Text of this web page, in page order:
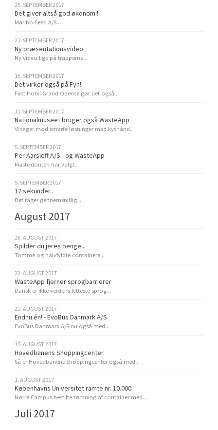
25. SEPTEMBER 2017
Det giver altså god økonomi!
Maribo Seed A/S...
21. SEPTEMBER 2017
Ny præsentationsvideo
Ny video lige på trapperne..
15. SEPTEMBER 2017
Det virker også på Fyn!
First Hotel Grand Odense gør det også...
11. SEPTEMBER 2017
Nationalmuseet bruger også WasteApp
Vi tager mod smarte løsninger med kyshånd..
5. SEPTEMBER 2017
Per Aarsleff A/S - og WasteApp
Mastodonten har valgt...
5. SEPTEMBER 2017
17 sekunder..
Det tager gennemsnitlig...
August 2017
28. AUGUST 2017
Spilder du jeres penge...
Tomme og halvfyldte containere...
22. AUGUST 2017
WasteApp fjerner sprogbarrierer
Dansk er ikke verdens letteste sprog...
21. AUGUST 2017
Endnu én! - EvoBus Danmark A/S
EvoBus Danmark A/S nu også med...
15. AUGUST 2017
Hovedbanens Shoppingcenter
Så er Hovedbanens Shoppingcenter også med...
1. AUGUST 2017
Københavns Universitet ramte nr. 10.000
Nørre Campus bestilte tømning af container med...
Juli 2017